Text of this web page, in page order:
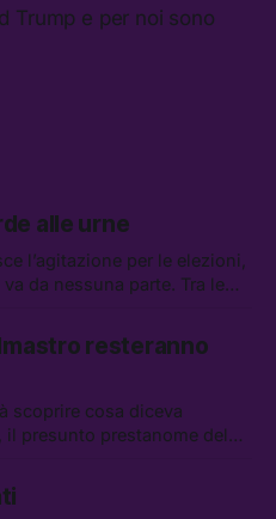
Trump e per noi sono
alle urne
l’agitazione per le elezioni,
da nessuna parte. Tra le
in sicurezza la coalizione, e
degli agenti IA
resteranno
scoprire cosa diceva
il presunto prestanome del
36 miliardi di
Grokipedia è già stata